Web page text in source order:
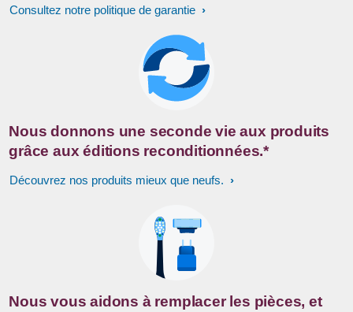
Consultez notre politique de garantie
Nous donnons une seconde vie aux produits
grâce aux éditions reconditionnées.*
Découvrez nos produits mieux que neufs.
Nous vous aidons à remplacer les pièces, et